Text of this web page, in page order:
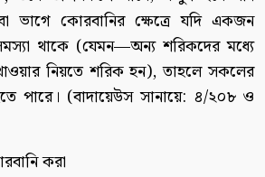
ভাগে কোরবানির ক্ষেত্রে যদি একজন
থাকে (যেমন—অন্য শরিকদের মধ্যে
নিয়তে শরিক হন), তাহলে সকলের
পারে। (বাদায়েউস সানায়ে: ৪/২০৮ ও
করা